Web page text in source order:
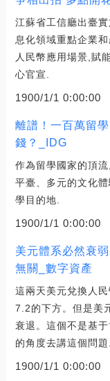
江蘇省工信廳出臺
息化領域重點企業
人民幣應用場景,賦
心官宣.
1900/1/1 0:00:00
離譜！一百萬留
錢？_IDG
作為留學國家的頂
平臺、多元的文化
學目的地.
1900/1/1 0:00:00
美元體系必然衰
無關_數字資產
這兩天美元兌換人
7.2的下方。但是美
衰退。這個不是基
的角度去講這個問題.
1900/1/1 0:00:00